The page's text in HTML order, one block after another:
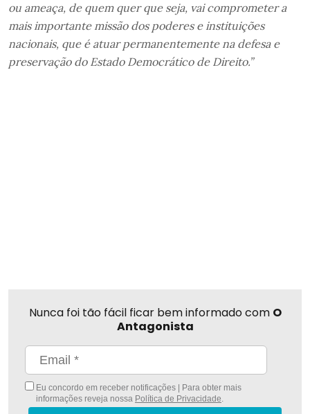
ou ameaça, de quem quer que seja, vai comprometer a
mais importante missão dos poderes e instituições
nacionais, que é atuar permanentemente na defesa e
preservação do Estado Democrático de Direito.”
Nunca foi tão fácil ficar bem informado com O
Antagonista
Eu concordo em receber notificações | Para obter mais
informações reveja nossa Política de Privacidade.